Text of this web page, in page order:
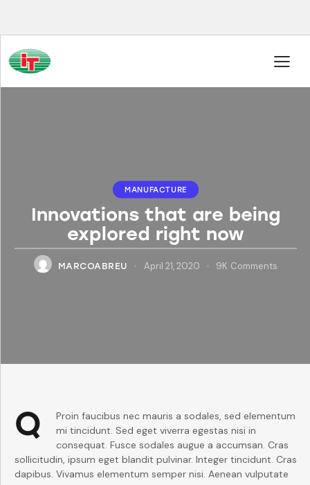
MANUFACTURE
Innovations that are being
explored right now
MARCOABREU April 21, 2020 9K Comments
Q
Proin faucibus nec mauris a sodales, sed elementum
mi tincidunt. Sed eget viverra egestas nisi in
consequat. Fusce sodales augue a accumsan. Cras
sollicitudin, ipsum eget blandit pulvinar. Integer tincidunt. Cras
dapibus. Vivamus elementum semper nisi. Aenean vulputate